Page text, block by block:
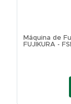
Máquina de
FUJIKURA -